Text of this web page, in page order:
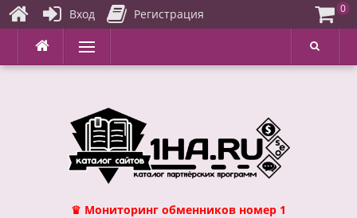
Перейти
содержимому
Меню
♛ Мониторинг обменников номер 1
Вход Регистрация 0